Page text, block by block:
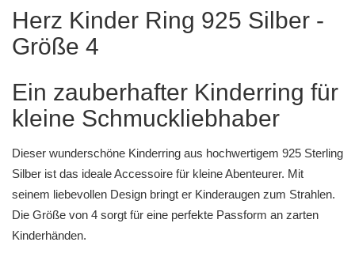
Herz Kinder Ring 925 Silber -
Größe 4
Ein zauberhafter Kinderring für
kleine Schmuckliebhaber
Dieser wunderschöne Kinderring aus hochwertigem 925 Sterling
Silber ist das ideale Accessoire für kleine Abenteurer. Mit
seinem liebevollen Design bringt er Kinderaugen zum Strahlen.
Die Größe von 4 sorgt für eine perfekte Passform an zarten
Kinderhänden.